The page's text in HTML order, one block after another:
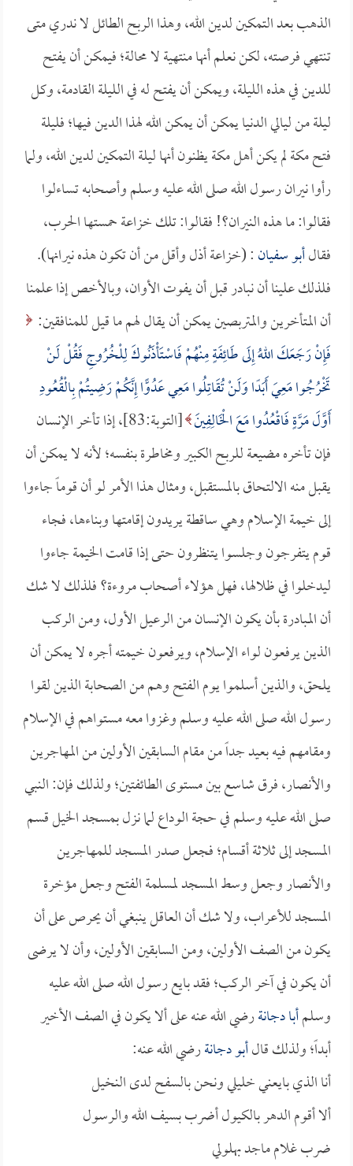
الذهب بعد التمكين لدين الله، وهذا الربح الطائل لا ندري متى
تنتهي فرصته، لكن نعلم أنها منتهية لا محالة؛ فيمكن أن يفتح
للدين في هذه الليلة، ويمكن أن يفتح له في الليلة القادمة، وكل
ليلة من ليالي الدنيا يمكن أن يمكن الله لهذا الدين فيها؛ فليلة
فتح مكة لم يكن أهل مكة يظنون أنها ليلة التمكين لدين الله، ولما
رأوا نيران رسول الله صلى الله عليه وسلم وأصحابه تساءلوا
فقالوا: ما هذه النيران؟! فقالوا: تلك خزاعة حمستها الحرب،
فقالأبو سفيان: (خزاعة أذل وأقل من أن تكون هذه نيرانها).
فلذلك علينا أن نبادر قبل أن يفوت الأوان، وبالأخص إذا علمنا
أن المتأخرين والمتربصين يمكن أن يقال لهم ما قيل للمنافقين:
فَإِنْ رَجَعَكَ اللهُ إِلَى طَائِفَةٍ مِنْهُمْ فَاسْتَأْذَنُوكَ لِلْخُرُوجِ فَقُلْ لَنْ
تَخْرُجُوا مَعِيَ أَبَدًا وَلَنْ تُقَاتِلُوا مَعِي عَدُوًّا إِنَّكُمْ رَضِيتُمْ بِالْقُعُودِ
أَوَّلَ مَرَّةٍ فَاقْعُدُوا مَعَ الْخَالِفِينَ
[التوبة:83]، إذا تأخر الإنسان
فإن تأخره مضيعة للربح الكبير ومخاطرة بنفسه؛ لأنه لا يمكن أن
يقبل منه الالتحاق بالمستقبل، ومثال هذا الأمر لو أن قوماً جاءوا
إلى خيمة الإسلام وهي ساقطة يريدون إقامتها وبناءها، فجاء
قوم يتفرجون وجلسوا يتنظرون حتى إذا قامت الخيمة جاءوا
ليدخلوا في ظلالها، فهل هؤلاء أصحاب مروءة؟ فلذلك لا شك
أن المبادرة بأن يكون الإنسان من الرعيل الأول، ومن الركب
الذين يرفعون لواء الإسلام، ويرفعون خيمته أجره لا يمكن أن
يلحق، والذين أسلموا يوم الفتح وهم من الصحابة الذين لقوا
رسول الله صلى الله عليه وسلم وغزوا معه مستواهم في الإسلام
ومقامهم فيه بعيد جداً من مقام السابقين الأولين من المهاجرين
والأنصار، فرق شاسع بين مستوى الطائفتين؛ ولذلك فإن: النبي
صلى الله عليه وسلم في حجة الوداع لما نزل بمسجد الخيل قسم
المسجد إلى ثلاثة أقسام؛ فجعل صدر المسجد للمهاجرين
والأنصار وجعل وسط المسجد لمسلمة الفتح وجعل مؤخرة
المسجد للأعراب، ولا شك أن العاقل ينبغي أن يحرص على أن
يكون من الصف الأولين، ومن السابقين الأولين، وأن لا يرضى
أن يكون في آخر الركب؛ فقد بايع رسول الله صلى الله عليه
وسلمأبا دجانةرضي الله عنه على ألا يكون في الصف الأخير
أبداً؛ ولذلك قالأبو دجانةرضي الله عنه:
أنا الذي بايعني خليلي ونحن بالسفح لدى النخيل
ألا أقوم الدهر بالكيول أضرب بسيف الله والرسول
ضرب غلام ماجد بهلولي